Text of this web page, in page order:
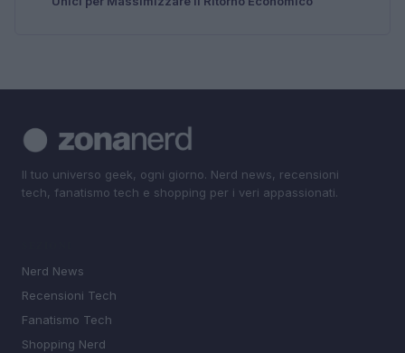
Il tuo universo geek, ogni giorno. Nerd news, recensioni
tech, fanatismo tech e shopping per i veri appassionati.
Nerd News
Recensioni Tech
Fanatismo Tech
Shopping Nerd